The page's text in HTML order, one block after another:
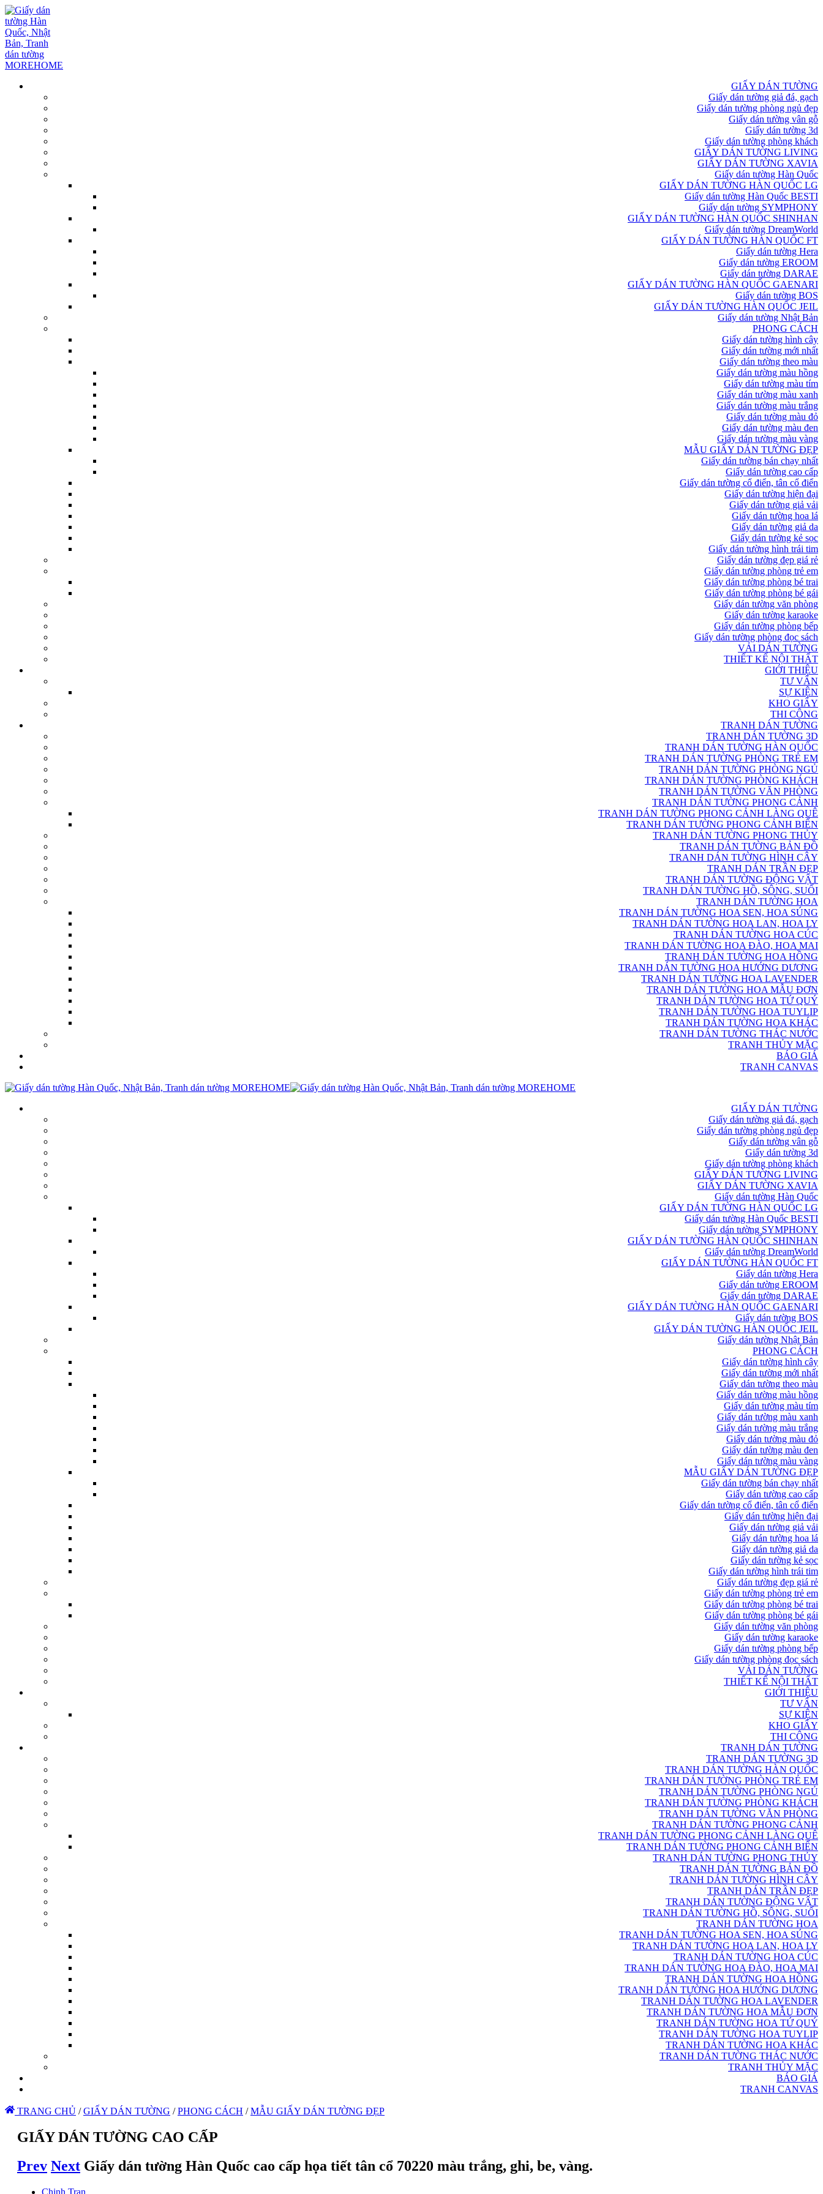
GIẤY DÁN TƯỜNG
Giấy dán tường giả đá, gạch
Giấy dán tường phòng ngủ đẹp
Giấy dán tường vân gỗ
Giấy dán tường 3d
Giấy dán tường phòng khách
GIẤY DÁN TƯỜNG LIVING
GIẤY DÁN TƯỜNG XAVIA
Giấy dán tường Hàn Quốc
GIẤY DÁN TƯỜNG HÀN QUỐC LG
Giấy dán tường Hàn Quốc BESTI
Giấy dán tường SYMPHONY
GIẤY DÁN TƯỜNG HÀN QUỐC SHINHAN
Giấy dán tường DreamWorld
GIẤY DÁN TƯỜNG HÀN QUỐC FT
Giấy dán tường Hera
Giấy dán tường EROOM
Giấy dán tường DARAE
GIẤY DÁN TƯỜNG HÀN QUỐC GAENARI
Giấy dán tường BOS
GIẤY DÁN TƯỜNG HÀN QUỐC JEIL
Giấy dán tường Nhật Bản
PHONG CÁCH
Giấy dán tường hình cây
Giấy dán tường mới nhất
Giấy dán tường theo màu
Giấy dán tường màu hồng
Giấy dán tường màu tím
Giấy dán tường màu xanh
Giấy dán tường màu trắng
Giấy dán tường màu đỏ
Giấy dán tường màu đen
Giấy dán tường màu vàng
MẪU GIẤY DÁN TƯỜNG ĐẸP
Giấy dán tường bán chạy nhất
Giấy dán tường cao cấp
Giấy dán tường cổ điển, tân cổ điển
Giấy dán tường hiện đại
Giấy dán tường giả vải
Giấy dán tường hoa lá
Giấy dán tường giả da
Giấy dán tường kẻ sọc
Giấy dán tường hình trái tim
Giấy dán tường đẹp giá rẻ
Giấy dán tường phòng trẻ em
Giấy dán tường phòng bé trai
Giấy dán tường phòng bé gái
Giấy dán tường văn phòng
Giấy dán tường karaoke
Giấy dán tường phòng bếp
Giấy dán tường phòng đọc sách
VẢI DÁN TƯỜNG
THIẾT KẾ NỘI THẤT
GIỚI THIỆU
TƯ VẤN
SỰ KIỆN
KHO GIẤY
THI CÔNG
TRANH DÁN TƯỜNG
TRANH DÁN TƯỜNG 3D
TRANH DÁN TƯỜNG HÀN QUỐC
TRANH DÁN TƯỜNG PHÒNG TRẺ EM
TRANH DÁN TƯỜNG PHÒNG NGỦ
TRANH DÁN TƯỜNG PHÒNG KHÁCH
TRANH DÁN TƯỜNG VĂN PHÒNG
TRANH DÁN TƯỜNG PHONG CẢNH
TRANH DÁN TƯỜNG PHONG CẢNH LÀNG QUÊ
TRANH DÁN TƯỜNG PHONG CẢNH BIỂN
TRANH DÁN TƯỜNG PHONG THỦY
TRANH DÁN TƯỜNG BẢN ĐỒ
TRANH DÁN TƯỜNG HÌNH CÂY
TRANH DÁN TRẦN ĐẸP
TRANH DÁN TƯỜNG ĐỘNG VẬT
TRANH DÁN TƯỜNG HỒ, SÔNG, SUỐI
TRANH DÁN TƯỜNG HOA
TRANH DÁN TƯỜNG HOA SEN, HOA SÚNG
TRANH DÁN TƯỜNG HOA LAN, HOA LY
TRANH DÁN TƯỜNG HOA CÚC
TRANH DÁN TƯỜNG HOA ĐÀO, HOA MAI
TRANH DÁN TƯỜNG HOA HỒNG
TRANH DÁN TƯỜNG HOA HƯỚNG DƯƠNG
TRANH DÁN TƯỜNG HOA LAVENDER
TRANH DÁN TƯỜNG HOA MẪU ĐƠN
TRANH DÁN TƯỜNG HOA TỨ QUÝ
TRANH DÁN TƯỜNG HOA TUYLIP
TRANH DÁN TƯỜNG HOA KHÁC
TRANH DÁN TƯỜNG THÁC NƯỚC
TRANH THỦY MẶC
BÁO GIÁ
TRANH CANVAS
GIẤY DÁN TƯỜNG
Giấy dán tường giả đá, gạch
Giấy dán tường phòng ngủ đẹp
Giấy dán tường vân gỗ
Giấy dán tường 3d
Giấy dán tường phòng khách
GIẤY DÁN TƯỜNG LIVING
GIẤY DÁN TƯỜNG XAVIA
Giấy dán tường Hàn Quốc
GIẤY DÁN TƯỜNG HÀN QUỐC LG
Giấy dán tường Hàn Quốc BESTI
Giấy dán tường SYMPHONY
GIẤY DÁN TƯỜNG HÀN QUỐC SHINHAN
Giấy dán tường DreamWorld
GIẤY DÁN TƯỜNG HÀN QUỐC FT
Giấy dán tường Hera
Giấy dán tường EROOM
Giấy dán tường DARAE
GIẤY DÁN TƯỜNG HÀN QUỐC GAENARI
Giấy dán tường BOS
GIẤY DÁN TƯỜNG HÀN QUỐC JEIL
Giấy dán tường Nhật Bản
PHONG CÁCH
Giấy dán tường hình cây
Giấy dán tường mới nhất
Giấy dán tường theo màu
Giấy dán tường màu hồng
Giấy dán tường màu tím
Giấy dán tường màu xanh
Giấy dán tường màu trắng
Giấy dán tường màu đỏ
Giấy dán tường màu đen
Giấy dán tường màu vàng
MẪU GIẤY DÁN TƯỜNG ĐẸP
Giấy dán tường bán chạy nhất
Giấy dán tường cao cấp
Giấy dán tường cổ điển, tân cổ điển
Giấy dán tường hiện đại
Giấy dán tường giả vải
Giấy dán tường hoa lá
Giấy dán tường giả da
Giấy dán tường kẻ sọc
Giấy dán tường hình trái tim
Giấy dán tường đẹp giá rẻ
Giấy dán tường phòng trẻ em
Giấy dán tường phòng bé trai
Giấy dán tường phòng bé gái
Giấy dán tường văn phòng
Giấy dán tường karaoke
Giấy dán tường phòng bếp
Giấy dán tường phòng đọc sách
VẢI DÁN TƯỜNG
THIẾT KẾ NỘI THẤT
GIỚI THIỆU
TƯ VẤN
SỰ KIỆN
KHO GIẤY
THI CÔNG
TRANH DÁN TƯỜNG
TRANH DÁN TƯỜNG 3D
TRANH DÁN TƯỜNG HÀN QUỐC
TRANH DÁN TƯỜNG PHÒNG TRẺ EM
TRANH DÁN TƯỜNG PHÒNG NGỦ
TRANH DÁN TƯỜNG PHÒNG KHÁCH
TRANH DÁN TƯỜNG VĂN PHÒNG
TRANH DÁN TƯỜNG PHONG CẢNH
TRANH DÁN TƯỜNG PHONG CẢNH LÀNG QUÊ
TRANH DÁN TƯỜNG PHONG CẢNH BIỂN
TRANH DÁN TƯỜNG PHONG THỦY
TRANH DÁN TƯỜNG BẢN ĐỒ
TRANH DÁN TƯỜNG HÌNH CÂY
TRANH DÁN TRẦN ĐẸP
TRANH DÁN TƯỜNG ĐỘNG VẬT
TRANH DÁN TƯỜNG HỒ, SÔNG, SUỐI
TRANH DÁN TƯỜNG HOA
TRANH DÁN TƯỜNG HOA SEN, HOA SÚNG
TRANH DÁN TƯỜNG HOA LAN, HOA LY
TRANH DÁN TƯỜNG HOA CÚC
TRANH DÁN TƯỜNG HOA ĐÀO, HOA MAI
TRANH DÁN TƯỜNG HOA HỒNG
TRANH DÁN TƯỜNG HOA HƯỚNG DƯƠNG
TRANH DÁN TƯỜNG HOA LAVENDER
TRANH DÁN TƯỜNG HOA MẪU ĐƠN
TRANH DÁN TƯỜNG HOA TỨ QUÝ
TRANH DÁN TƯỜNG HOA TUYLIP
TRANH DÁN TƯỜNG HOA KHÁC
TRANH DÁN TƯỜNG THÁC NƯỚC
TRANH THỦY MẶC
BÁO GIÁ
TRANH CANVAS
TRANG CHỦ / GIẤY DÁN TƯỜNG / PHONG CÁCH / MẪU GIẤY DÁN TƯỜNG ĐẸP
GIẤY DÁN TƯỜNG CAO CẤP
Prev Next Giấy dán tường Hàn Quốc cao cấp họa tiết tân cổ 70220 màu trắng, ghi, be, vàng.
Chinh Tran